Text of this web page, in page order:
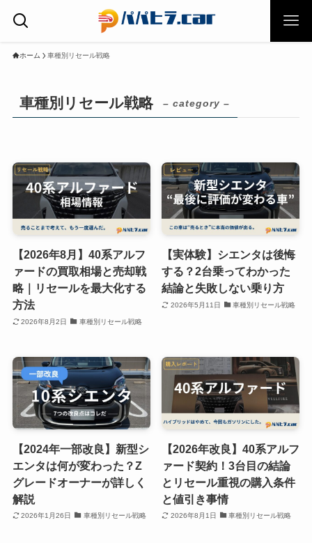
ホーム 車種別リセール戦略
車種別リセール戦略 – category –
【2026年8月】40系アルフ
ァードの買取相場と売却戦
略｜リセールを最大化する
方法
2026年8月2日 車種別リセール戦略
【実体験】シエンタは後悔
する？2台乗ってわかった
結論と失敗しない乗り方
2026年5月11日 車種別リセール戦略
【2024年一部改良】新型シ
エンタは何が変わった？Z
グレードオーナーが詳しく
解説
2026年1月26日 車種別リセール戦略
【2026年改良】40系アルフ
ァード契約！3台目の結論
とリセール重視の購入条件
と値引き事情
2026年8月1日 車種別リセール戦略